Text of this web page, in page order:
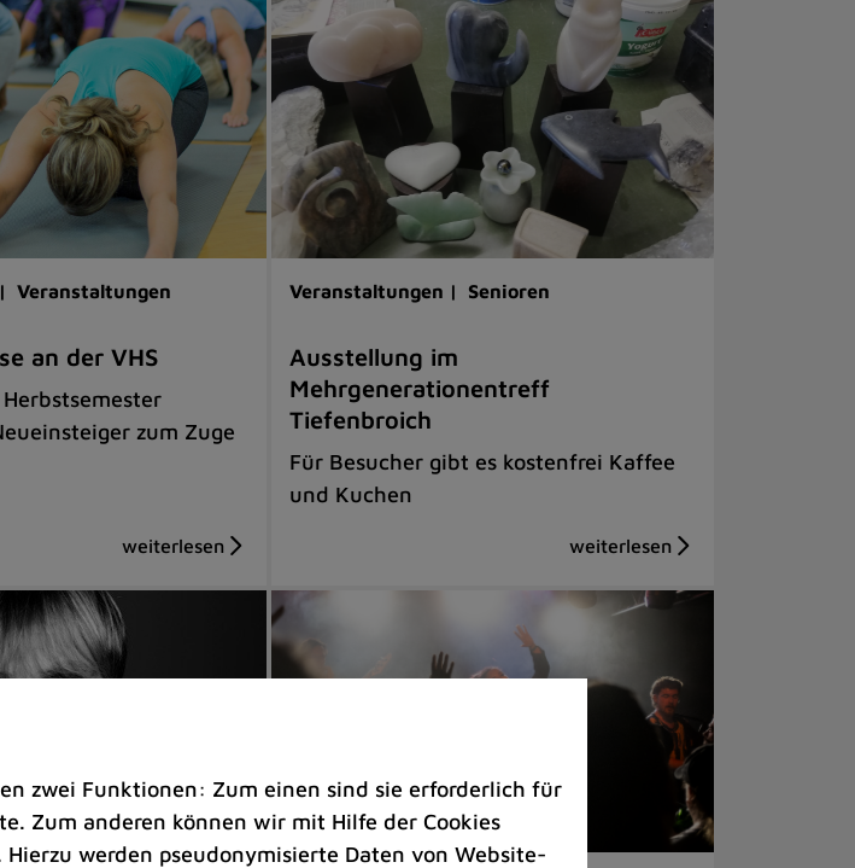
Veranstaltungen
an der VHS
zum Zuge
Veranstaltungen | Senioren
Ausstellung im
Mehrgenerationentreff
Tiefenbroich
Für Besucher gibt es kostenfrei Kaffee
und Kuchen
zwei Funktionen: Zum einen sind sie erforderlich für
Zum anderen können wir mit Hilfe der Cookies
werden pseudonymisierte Daten von Website-